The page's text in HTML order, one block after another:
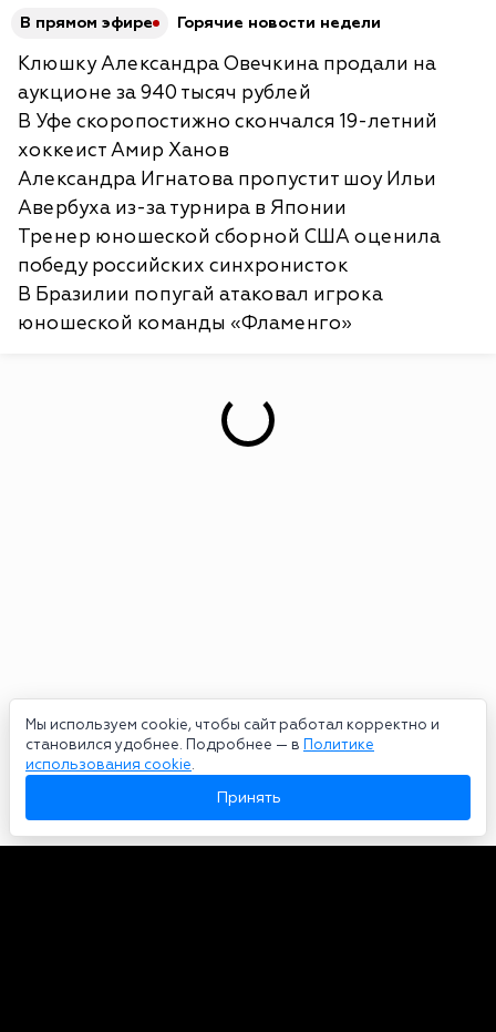
Мы используем cookie, чтобы сайт работал корректно и
становился удобнее. Подробнее — в Политике
использования cookie.
Принять
В прямом эфире Горячие новости недели
Клюшку Александра Овечкина продали на
аукционе за 940 тысяч рублей
В Уфе скоропостижно скончался 19-летний
хоккеист Амир Ханов
Александра Игнатова пропустит шоу Ильи
Авербуха из-за турнира в Японии
Тренер юношеской сборной США оценила
победу российских синхронисток
В Бразилии попугай атаковал игрока
юношеской команды «Фламенго»